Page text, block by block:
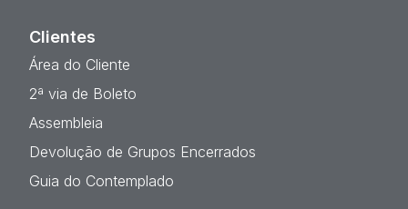
Clientes
Área do Cliente
2ª via de Boleto
Assembleia
Devolução de Grupos Encerrados
Guia do Contemplado